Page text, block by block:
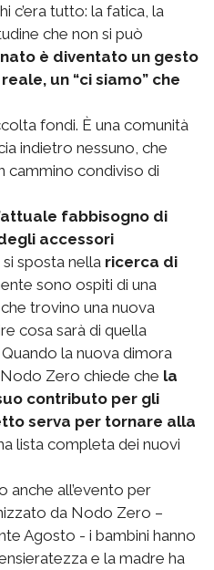
c’era tutto: la fatica, la
che non si può
è diventato un gesto
un “ci siamo” che
fondi. È una comunità
indietro nessuno, che
cammino condiviso di
fabbisogno di
accessori
si sposta nella ricerca di
sono ospiti di una
trovino una nuova
cosa sarà di quella
la nuova dimora
Nodo Zero chiede che la
contributo per gli
serva per tornare alla
lista completa dei nuovi
anche all’evento per
da Nodo Zero –
Agosto - i bambini hanno
e la madre ha